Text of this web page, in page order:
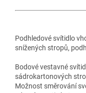
Podhledové svítidlo
snížených stropů,
Bodové vestavné
sádrokartonových
Možnost směrování